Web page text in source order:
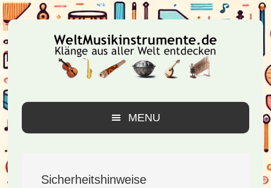
Zur
Hauptnavigation
springen
Zum
Inhalt
springen
Zur
Seitenspalte
springen
MENU
Sicherheitshinweise